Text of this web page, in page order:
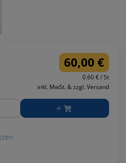
60,00 €
0.60 € / St
inkl. MwSt. & zzgl. Versand